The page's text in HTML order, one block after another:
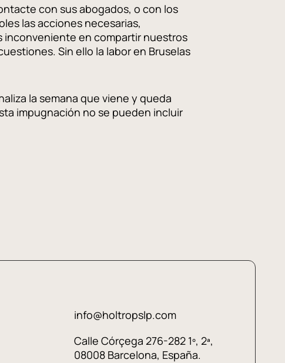
con sus abogados, o con los
las acciones necesarias,
inconveniente en compartir nuestros
Sin ello la labor en Bruselas
la semana que viene y queda
impugnación no se pueden incluir
info@holtropslp.com
Calle Córçega 276-282 1º, 2ª,
08008 Barcelona, España.